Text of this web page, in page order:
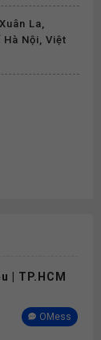
La,
Hà Nội, Việt
| TP.HCM
OMess